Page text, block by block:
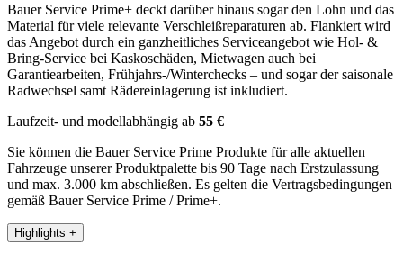
Bauer Service Prime+ deckt darüber hinaus sogar den Lohn und das
Material für viele relevante Verschleißreparaturen ab. Flankiert wird
das Angebot durch ein ganzheitliches Serviceangebot wie Hol- &
Bring-Service bei Kaskoschäden, Mietwagen auch bei
Garantiearbeiten, Frühjahrs-/Winterchecks – und sogar der saisonale
Radwechsel samt Rädereinlagerung ist inkludiert.
Laufzeit- und modellabhängig ab 55 €
Sie können die Bauer Service Prime Produkte für alle aktuellen
Fahrzeuge unserer Produktpalette bis 90 Tage nach Erstzulassung
und max. 3.000 km abschließen. Es gelten die Vertragsbedingungen
gemäß Bauer Service Prime / Prime+.
Highlights +